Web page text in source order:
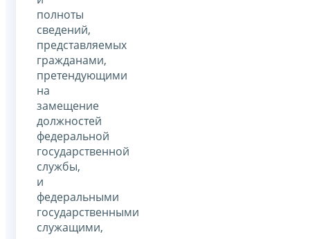
полноты
сведений,
представляемых
гражданами,
претендующими
на
замещение
должностей
федеральной
государственной
службы,
и
федеральными
государственными
служащими,